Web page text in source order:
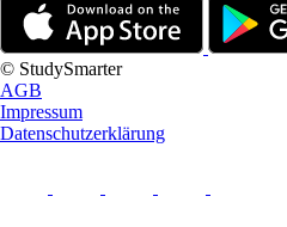
© StudySmarter
AGB
Impressum
Datenschutzerklärung